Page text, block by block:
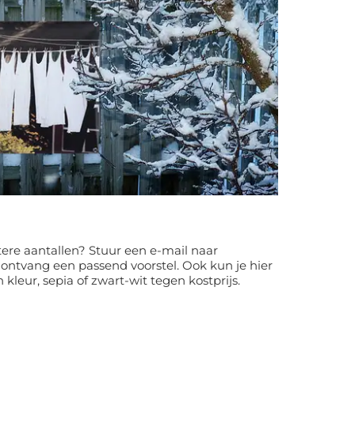
aantallen? Stuur een e-mail naar
een passend voorstel. Ook kun je hier
sepia of zwart-wit tegen kostprijs.